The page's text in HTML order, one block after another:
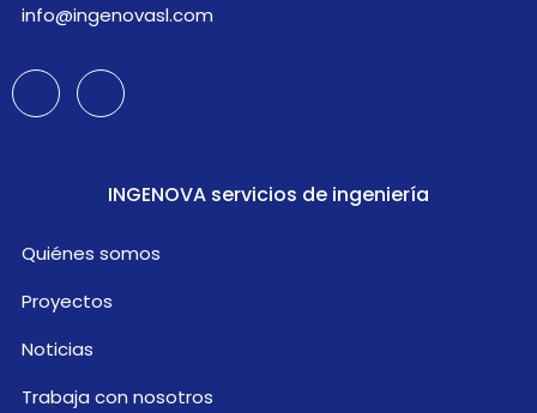
info@ingenovasl.com
INGENOVA servicios de ingeniería
Quiénes somos
Proyectos
Noticias
Trabaja con nosotros